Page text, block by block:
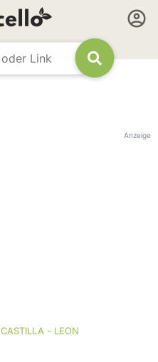
Anzeige
CASTILLA - LEON